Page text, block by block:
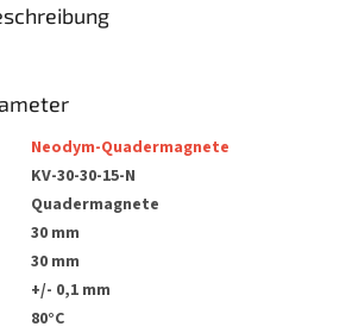
Neodym-Quadermagnete
KV-30-30-15-N
Quadermagnete
30 mm
30 mm
+/- 0,1 mm
80°C